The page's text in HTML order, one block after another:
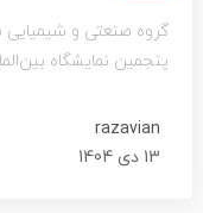
گروه صنعتی و شیمیایی
پنجمین نمایشگاه
razavian
13 دی 1404